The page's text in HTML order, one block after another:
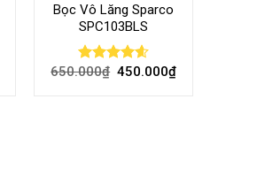
Bọc Vô Lăng Sparco
SPC103BLS
Rated4.57
650.000₫ 450.000₫